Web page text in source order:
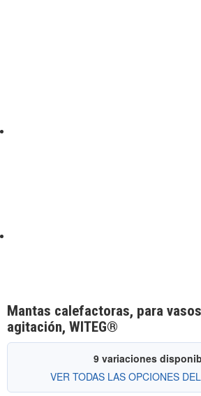
Mantas calefactoras, para
agitación, WITEG®
9 variaciones
VER TODAS LAS OPCIONES